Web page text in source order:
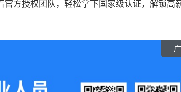
方授权团队，轻松拿下国家级认证，解锁高